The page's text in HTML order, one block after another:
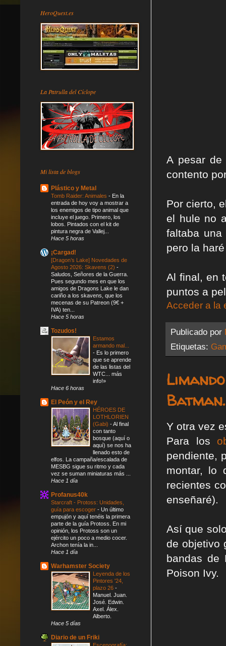
A pesar
contento
Por cierto,
el hule no
faltaba
pero la
Al final, en
puntos a
Acceder a la
Publicado por
Etiquetas:
Batman.
Y otra vez
Para los
pendiente,
montar, lo
recientes
enseñaré).
Así que
de objetivo
bandas de
Poison Ivy.
HeroQuest.es
La Patrulla del Cíclope
Mi lista de blogs
Plástico y Metal
Tomb Raider: Animales - En la
entrada de hoy voy a mostrar a
los enemigos de tipo animal que
incluye el juego. Primero, los
lobos. Pintados con el kit de
pintura negra de Vallej...
Hace 5 horas
¡Cargad!
[Dragon’s Lake] Novedades de
Agosto 2026: Skavens (2) -
Saludos, Señores de la Guerra.
Pues segundo mes en que los
amigos de Dragons Lake le dan
cariño a los skavens, que los
mecenas de su Patreon (9€ +
IVA) ten...
Hace 5 horas
Tozudos!
Estamos
armando mal...
- Es lo primero
que se aprende
de las listas del
WTC... más
info!»
Hace 6 horas
El Peón y el Rey
HÉROES DE
LOTHLORIEN
(Gabi) -Al final
con tanto
bosque (aquí o
aquí) se nos ha
llenado esto de
elfos. La campaña/escalada de
MESBG sigue su ritmo y cada
vez se suman miniaturas más ...
Hace 1 día
Profanus40k
Starcraft - Protoss: Unidades,
guía para escoger - Un último
empujón y aquí tenéis la primera
parte de la guía Protoss. En mi
opinión, los Protoss son un
ejército un poco a medio cocer.
Archon tenía la in...
Hace 1 día
Warhamster Society
Leyenda de los
Pintores '24,
plazo 26 -
Manuel. Juan.
José. Edwin.
Axel. Álex.
Alberto.
Hace 5 días
Diario de un Friki